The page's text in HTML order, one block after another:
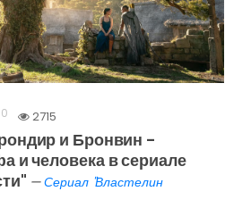
0 2715
и Бронвин -
и человека в сериале
—Сериал "Властелин